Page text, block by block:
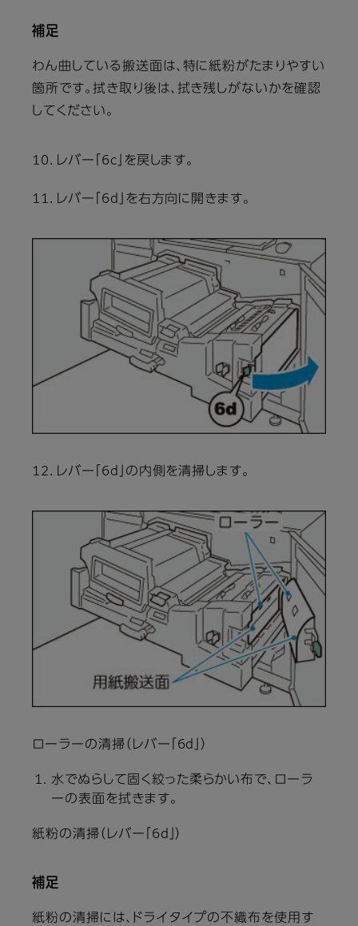
補足
わん曲している搬送面は、特に紙粉がたまりやすい
箇所です。拭き取り後は、拭き残しがないかを確認
してください。
10．レバー「6c」を戻します。
11．レバー「6d」を右方向に開きます。
12．レバー「6d」の内側を清掃します。
ローラーの清掃（レバー「6d」）
水でぬらして固く絞った柔らかい布で、ローラ
ーの表面を拭きます。
紙粉の清掃（レバー「6d」）
補足
紙粉の清掃には、ドライタイプの不織布を使用す